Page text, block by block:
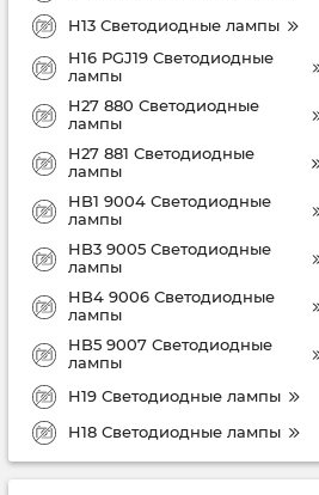
H13 Светодиодные лампы
H16 PGJ19 Светодиодные
лампы
H27 880 Светодиодные
лампы
H27 881 Светодиодные
лампы
HB1 9004 Светодиодные
лампы
HB3 9005 Светодиодные
лампы
HB4 9006 Светодиодные
лампы
HB5 9007 Светодиодные
лампы
H19 Светодиодные лампы
H18 Светодиодные лампы